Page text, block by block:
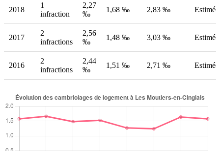
2018
1
infraction
2,27
‰
1,68 ‰ 2,83 ‰ Estimée
2017
2
infractions
2,56
‰
1,48 ‰ 3,03 ‰ Estimée
2016
2
infractions
2,44
‰
1,51 ‰ 2,71 ‰ Estimée